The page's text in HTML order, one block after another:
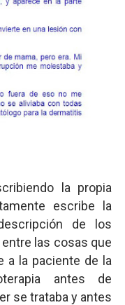
la propia
escribe la
de los
las cosas que
a la paciente de la
antes de
se trataba y antes